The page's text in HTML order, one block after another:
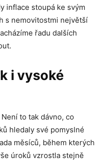
inflace stoupá ke svým
s nemovitostmi největší
řadu dalších
i vysoké
to tak dávno, co
hledaly své pomyslné
měsíců, během kterých
úroků vzrostla stejně